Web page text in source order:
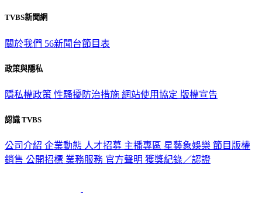
TVBS新聞網
關於我們 56新聞台節目表
政策與隱私
隱私權政策 性騷擾防治措施 網站使用協定 版權宣告
認識 TVBS
公司介紹 企業動態 人才招募 主播專區 星藝象娛樂 節目版權
銷售 公開招標 業務服務 官方聲明 獲獎紀錄／認證